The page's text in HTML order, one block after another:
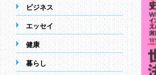
ビジネス
エッセイ
健康
暮らし